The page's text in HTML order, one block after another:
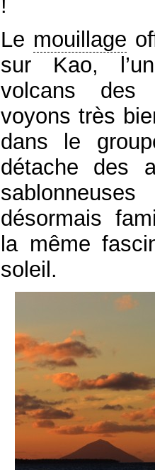
!
Le mouillage
sur Kao,
volcans des
voyons très
dans le
détache des
désormais
la même
soleil.